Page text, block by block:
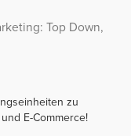
Top Down,
zu
E-Commerce!